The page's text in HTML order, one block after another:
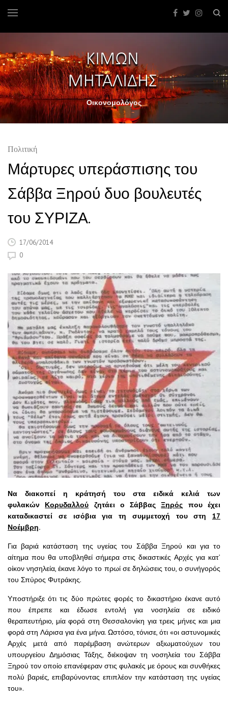
Οικονομολόγος
Πολιτική
Μάρτυρες υπεράσπισης του
Σάββα Ξηρού δυο βουλευτές
του ΣΥΡΙΖΑ.
17/06/2014
0
Να διακοπεί η κράτησή του στα ειδικά κελιά των
φυλακών Κορυδαλλού ζητάει ο ΣάββαςΞηρός που έχει
καταδικαστεί σε ισόβια για τη συμμετοχή του στη 17
Νοέμβρη.
Για βαριά κατάσταση της υγείας του Σάββα Ξηρού και για το
αίτημα που θα υποβληθεί σήμερα στις δικαστικές Αρχές για κατ’
οίκον νησηλεία, έκανε λόγο το πρωί σε δηλώσεις του, ο συνήγορός
του Σπύρος Φυτράκης.
Υποστήριξε ότι τις δύο πρώτες φορές το δικαστήριο έκανε αυτό
που έπρεπε και έδωσε εντολή για νοσηλεία σε ειδικό
θεραπευτήριο, μία φορά στη Θεσσαλονίκη για τρεις μήνες και μια
φορά στη Λάρισα για ένα μήνα. Ωστόσο, τόνισε, ότι «οι αστυνομικές
Αρχές μετά από παρέμβαση ανώτερων αξιωματούχων του
υπουργείου Δημόσιας Τάξης, διέκοψαν τη νοσηλεία του Σάββα
Ξηρού τον οποίο επανέφεραν στις φυλακές με όρους και συνθήκες
πολύ βαριές, επιβαρύνοντας επιπλέον την κατάσταση της υγείας
του».